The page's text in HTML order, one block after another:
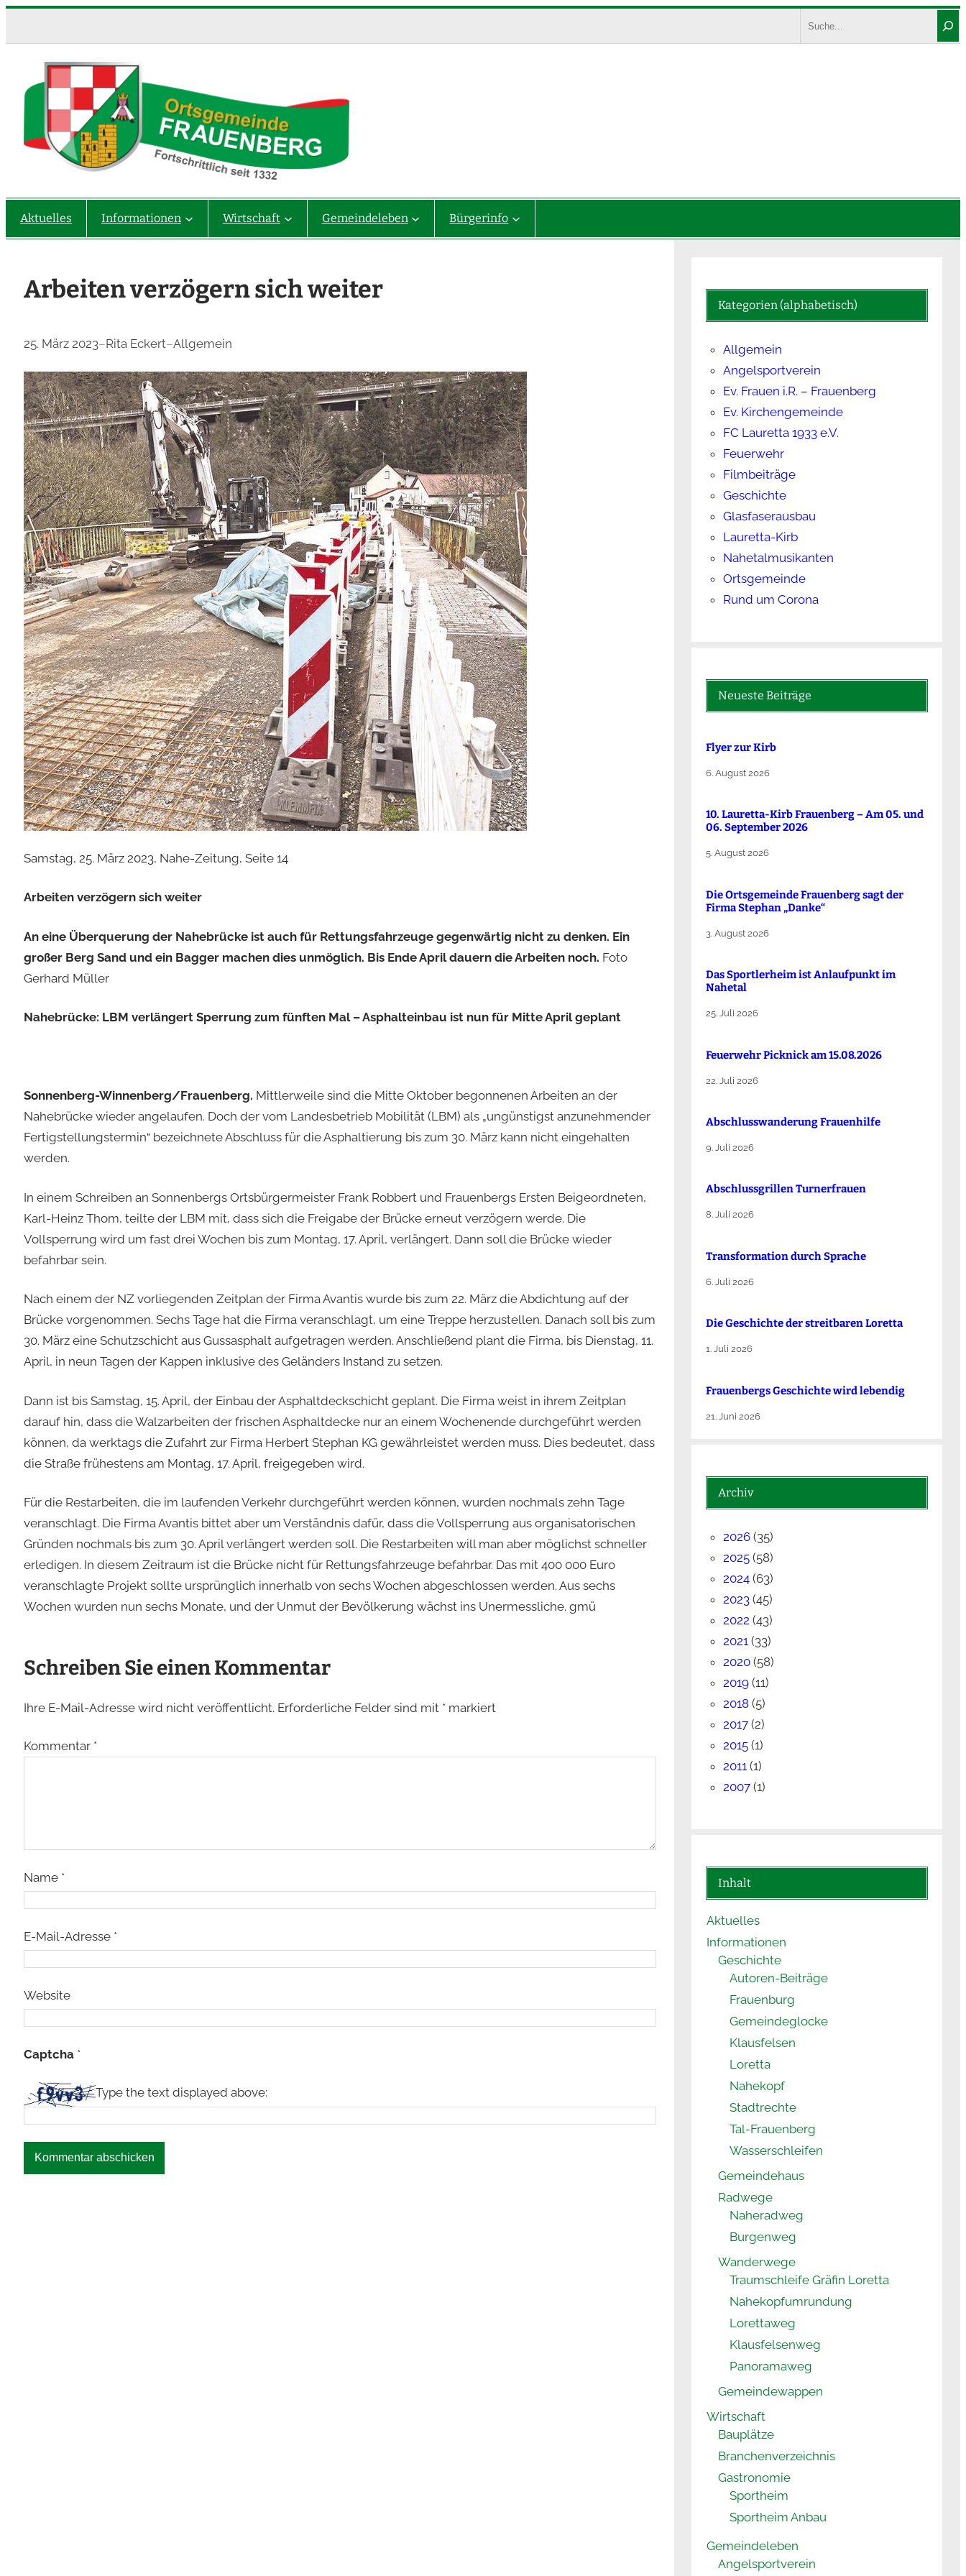
Aktuelles Informationen Wirtschaft Gemeindeleben Bürgerinfo
Arbeiten verzögern sich weiter
25. März 2023–Rita Eckert–Allgemein
Samstag, 25. März 2023, Nahe-Zeitung, Seite 14
Arbeiten verzögern sich weiter
An eine Überquerung der Nahebrücke ist auch für Rettungsfahrzeuge gegenwärtig nicht zu denken. Ein
großer Berg Sand und ein Bagger machen dies unmöglich. Bis Ende April dauern die Arbeiten noch. Foto
Gerhard Müller
Nahebrücke: LBM verlängert Sperrung zum fünften Mal – Asphalteinbau ist nun für Mitte April geplant
Sonnenberg-Winnenberg/Frauenberg. Mittlerweile sind die Mitte Oktober begonnenen Arbeiten an der
Nahebrücke wieder angelaufen. Doch der vom Landesbetrieb Mobilität (LBM) als „ungünstigst anzunehmender
Fertigstellungstermin“ bezeichnete Abschluss für die Asphaltierung bis zum 30. März kann nicht eingehalten
werden.
In einem Schreiben an Sonnenbergs Ortsbürgermeister Frank Robbert und Frauenbergs Ersten Beigeordneten,
Karl-Heinz Thom, teilte der LBM mit, dass sich die Freigabe der Brücke erneut verzögern werde. Die
Vollsperrung wird um fast drei Wochen bis zum Montag, 17. April, verlängert. Dann soll die Brücke wieder
befahrbar sein.
Nach einem der NZ vorliegenden Zeitplan der Firma Avantis wurde bis zum 22. März die Abdichtung auf der
Brücke vorgenommen. Sechs Tage hat die Firma veranschlagt, um eine Treppe herzustellen. Danach soll bis zum
30. März eine Schutzschicht aus Gussasphalt aufgetragen werden. Anschließend plant die Firma, bis Dienstag, 11.
April, in neun Tagen der Kappen inklusive des Geländers Instand zu setzen.
Dann ist bis Samstag, 15. April, der Einbau der Asphaltdeckschicht geplant. Die Firma weist in ihrem Zeitplan
darauf hin, dass die Walzarbeiten der frischen Asphaltdecke nur an einem Wochenende durchgeführt werden
können, da werktags die Zufahrt zur Firma Herbert Stephan KG gewährleistet werden muss. Dies bedeutet, dass
die Straße frühestens am Montag, 17. April, freigegeben wird.
Für die Restarbeiten, die im laufenden Verkehr durchgeführt werden können, wurden nochmals zehn Tage
veranschlagt. Die Firma Avantis bittet aber um Verständnis dafür, dass die Vollsperrung aus organisatorischen
Gründen nochmals bis zum 30. April verlängert werden soll. Die Restarbeiten will man aber möglichst schneller
erledigen. In diesem Zeitraum ist die Brücke nicht für Rettungsfahrzeuge befahrbar. Das mit 400 000 Euro
veranschlagte Projekt sollte ursprünglich innerhalb von sechs Wochen abgeschlossen werden. Aus sechs
Wochen wurden nun sechs Monate, und der Unmut der Bevölkerung wächst ins Unermessliche. gmü
Schreiben Sie einen Kommentar
Ihre E-Mail-Adresse wird nicht veröffentlicht. Erforderliche Felder sind mit *markiert
Kommentar *
Name *
E-Mail-Adresse *
Website
Captcha *
Type the text displayed above:
Kategorien (alphabetisch)
Allgemein
Angelsportverein
Ev. Frauen i.R. – Frauenberg
Ev. Kirchengemeinde
FC Lauretta 1933 e.V.
Feuerwehr
Filmbeiträge
Geschichte
Glasfaserausbau
Lauretta-Kirb
Nahetalmusikanten
Ortsgemeinde
Rund um Corona
Neueste Beiträge
Flyer zur Kirb
6. August 2026
10. Lauretta-Kirb Frauenberg – Am 05. und
06. September 2026
5. August 2026
Die Ortsgemeinde Frauenberg sagt der
Firma Stephan „Danke“
3. August 2026
Das Sportlerheim ist Anlaufpunkt im
Nahetal
25. Juli 2026
Feuerwehr Picknick am 15.08.2026
22. Juli 2026
Abschlusswanderung Frauenhilfe
9. Juli 2026
Abschlussgrillen Turnerfrauen
8. Juli 2026
Transformation durch Sprache
6. Juli 2026
Die Ge­schich­te der streit­ba­ren Lo­ret­ta
1. Juli 2026
Frauenbergs Geschichte wird lebendig
21. Juni 2026
Archiv
2026 (35)
2025 (58)
2024 (63)
2023 (45)
2022 (43)
2021 (33)
2020 (58)
2019 (11)
2018 (5)
2017 (2)
2015 (1)
2011 (1)
2007 (1)
Inhalt
Aktuelles
Informationen
Geschichte
Autoren-Beiträge
Frauenburg
Gemeindeglocke
Klausfelsen
Loretta
Nahekopf
Stadtrechte
Tal-Frauenberg
Wasserschleifen
Gemeindehaus
Radwege
Naheradweg
Burgenweg
Wanderwege
Traumschleife Gräfin Loretta
Nahekopfumrundung
Lorettaweg
Klausfelsenweg
Panoramaweg
Gemeindewappen
Wirtschaft
Bauplätze
Branchenverzeichnis
Gastronomie
Sportheim
Sportheim Anbau
Gemeindeleben
Angelsportverein